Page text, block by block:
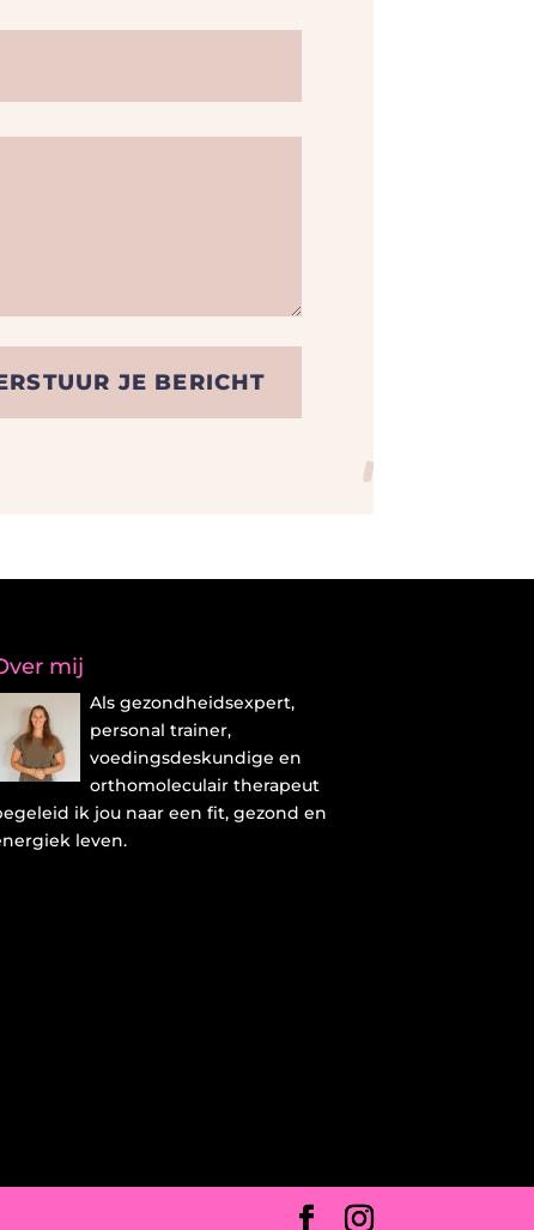
JE BERICHT
mij
Als gezondheidsexpert,
personal trainer,
voedingsdeskundige en
orthomoleculair therapeut
ik jou naar een fit, gezond en
leven.